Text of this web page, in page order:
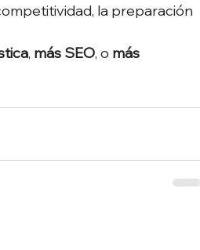
la preparación
, más SEO, o más